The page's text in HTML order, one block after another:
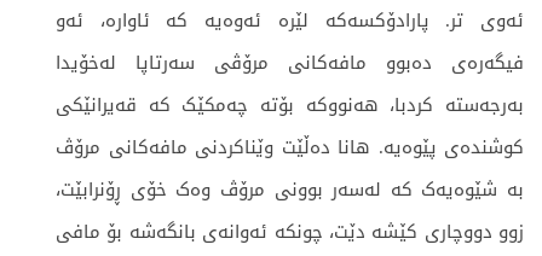
ئەوی تر. پارادۆکسەکە لێرە ئەوەیە کە ئاوارە، ئەو
فیگەرەی دەبوو مافەکانی مرۆڤی سەرتاپا لەخۆیدا
بەرجەستە کردبا، هەنووکە بۆتە چەمکێک کە قەیرانێکی
کوشندەی پێوەیە. هانا دەڵێت وێناکردنی مافەکانی مرۆڤ
بە شێوەیەک کە لەسەر بوونی مرۆڤ وەک خۆی ڕۆنرابێت،
زوو دووچاری کێشە دێت، چونکە ئەوانەی بانگەشە بۆ مافی